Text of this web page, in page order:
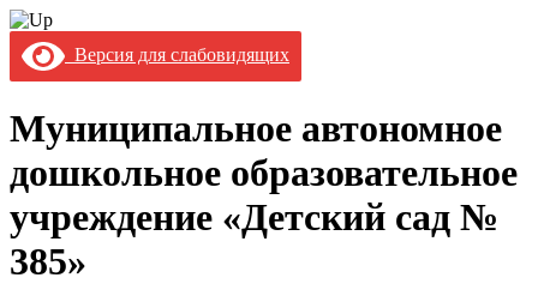
Версия для слабовидящих
Муниципальное автономное
дошкольное образовательное
учреждение «Детский сад №
385»